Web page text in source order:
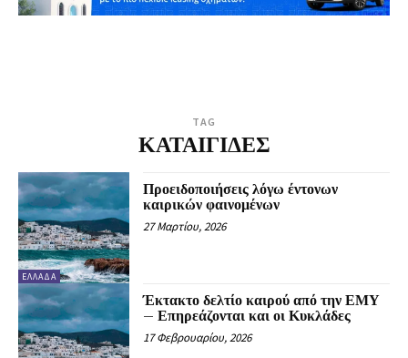
TAG
ΚΑΤΑΙΓΙΔΕΣ
ΕΛΛΆΔΑ
Προειδοποιήσεις λόγω έντονων
καιρικών φαινομένων
27 Μαρτίου, 2026
Έκτακτο δελτίο καιρού από την ΕΜΥ
– Επηρεάζονται και οι Κυκλάδες
17 Φεβρουαρίου, 2026